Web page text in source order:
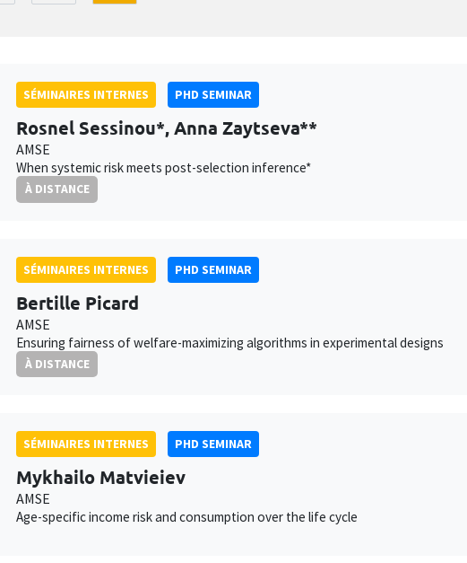
SÉMINAIRES INTERNES PHD SEMINAR
Rosnel Sessinou*, Anna Zaytseva**
AMSE
When systemic risk meets post-selection inference*
À DISTANCE
SÉMINAIRES INTERNES PHD SEMINAR
Bertille Picard
AMSE
Ensuring fairness of welfare-maximizing algorithms in experimental designs
À DISTANCE
SÉMINAIRES INTERNES PHD SEMINAR
Mykhailo Matvieiev
AMSE
Age-specific income risk and consumption over the life cycle